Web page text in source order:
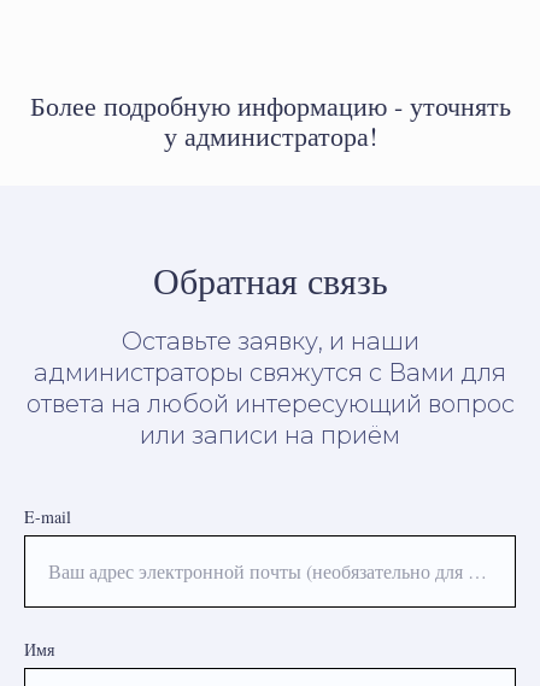
Более подробную информацию - уточнять
у администратора!
Обратная связь
Оставьте заявку, и наши
администраторы свяжутся с Вами для
ответа на любой интересующий вопрос
или записи на приём
E-mail
Ваш адрес электронной почты (необязательно для заполнения)
Имя